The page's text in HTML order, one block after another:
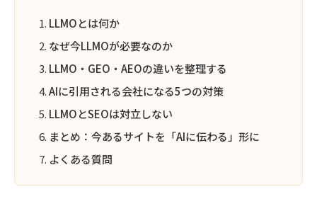
LLMOとは何か
なぜ今LLMOが必要なのか
LLMO・GEO・AEOの違いを整理する
AIに引用される会社になる5つの対策
LLMOとSEOは対立しない
まとめ：今あるサイトを「AIに伝わる」形に
よくある質問